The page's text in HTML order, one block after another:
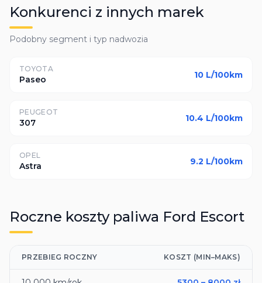
Konkurenci z innych marek
Podobny segment i typ nadwozia
TOYOTA
Paseo 10 L/100km
PEUGEOT
307 10.4 L/100km
OPEL
Astra 9.2 L/100km
Roczne koszty paliwa Ford Escort
PRZEBIEG ROCZNY KOSZT (MIN–MAKS)